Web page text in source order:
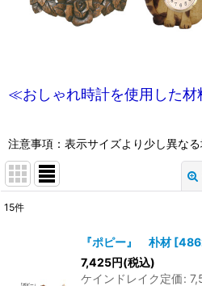
≪おしゃれ時計を使用した
注意事項：表示サイズより少し異な
15件
『ポピー』 朴材 [
7,425円(税込)
ケインドレイク定価: